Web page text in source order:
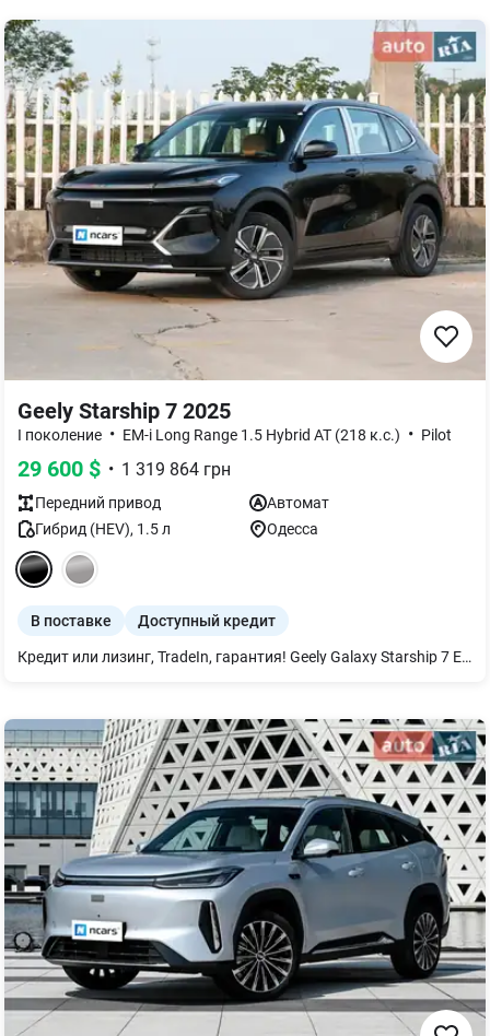
Geely Starship 7 2025
I поколение • EM-i Long Range 1.5 Hybrid AT (218 к.с.) • Pilot
29 600 $ • 1 319 864 грн
Передний привод
Автомат
Гибрид (HEV), 1.5л Одесса
В поставке Доступный кредит
Кредит или лизинг, TradeIn, гарантия! Geely Galaxy Starship 7 EM-i 135KM Navigator + Russian System 2025 Новый гибридный кроссовер от Geely, созданный для тех, кто хочет получить максимум технологий, комфорта и экономичности в одном автомобиле. Цвет кузова: Black Цвет салона: Orange Автомобиль находится в дороге и уже в ближайшее время прибудет в Украину. Русифицированное меню с завода. Основные характеристики: Гибридная система Geely EM-i Запас хода на электротяге до 135 км (CLTC) Батарея 18,4 кВт·ч Передний привод Панорамная крыша Адаптивный круиз-контроль Камеры кругового обзора 360° Бесключевой доступ и запуск двигателя Современные системы помощи водителю Также доступны другие цветовые комбинации: Geely Galaxy Starship 7 EM-i 135KM Navigator + Russian System Цвет кузова: Grey Цвет салона: Orange Geely Galaxy Starship 7 EM-i 135KM Navigator + Russian System Цвет кузова: Green Цвет салона: Orange Geely Galaxy Starship 7 EM-i 135KM Navigator + Russian System Цвет кузова: Green Цвет салона: Grey Все автомобили новые, 2025 года выпуска. В комплекте с авто получите: -ключ-брелок и ключ-карта; -оригинальное портативное зарядное устройство на 1.6 кВт и настенное на 7 кВт -ремкомплект для колес -коврики в салон (комплектность может отличаться в зависимости от марки авто и партии поставки) Почему нас выбирают: 1.Независимо от марки и модели компания предоставляет следующий вид гарантии на новые авто: - гарантия на электродвигатель (электродвигатели) 50 000 км или 3 года; - гарантия на высоковольтный аккумулятор 50 000 км или 3 года; 2.Любое авто можно приобрести в наличии, транзитом и под индивидуальный заказ с завода; 3.Лучшие цены и кредиты от 0,01% годовых; 4.Сервисное обслуживание, любые запчасти и аксессуары, пожизненная поддержка и экспертная помощь в течение всего срока эксплуатации авто. Возможна рассрочка платежей на очень выгодных и удобных условиях - кредит или рассрочка в гривне физическим или юридическим лицам с первоначальным взносом от 0% на срок до 7 лет; есть возможность оформления без КАСКО, без залога, без поручителей. У нас есть Trade IN (обмен); сумму, которой не хватает, можно оформить в кредит на выгодных для Вас условиях. За более детальной информацией (стоимость, сроки прибытия, цвета, комплектация), обращайтесь к менеджеру.